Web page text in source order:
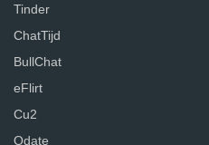
Tinder
ChatTijd
BullChat
eFlirt
Cu2
Qdate